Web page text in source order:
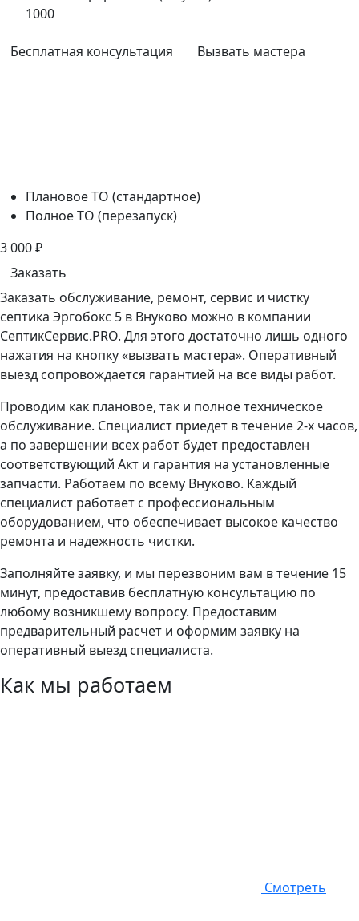
1000
Бесплатная консультация Вызвать мастера
Плановое ТО (стандартное)
Полное ТО (перезапуск)
3 000₽
Заказать
Заказать обслуживание, ремонт, сервис и чистку
септика Эргобокс 5 в Внуково можно в компании
СептикСервис.PRO. Для этого достаточно лишь одного
нажатия на кнопку «вызвать мастера». Оперативный
выезд сопровождается гарантией на все виды работ.
Проводим как плановое, так и полное техническое
обслуживание. Специалист приедет в течение 2-х часов,
а по завершении всех работ будет предоставлен
соответствующий Акт и гарантия на установленные
запчасти. Работаем по всему Внуково. Каждый
специалист работает с профессиональным
оборудованием, что обеспечивает высокое качество
ремонта и надежность чистки.
Заполняйте заявку, и мы перезвоним вам в течение 15
минут, предоставив бесплатную консультацию по
любому возникшему вопросу. Предоставим
предварительный расчет и оформим заявку на
оперативный выезд специалиста.
Как мы работаем
Смотреть